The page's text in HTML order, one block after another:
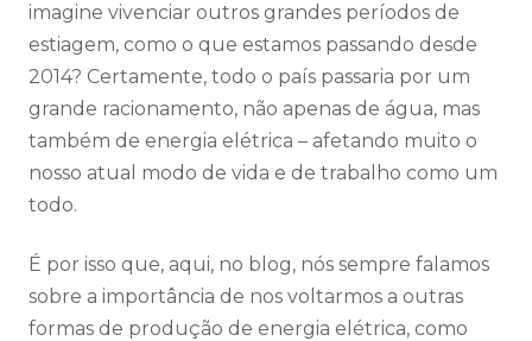
imagine vivenciar outros grandes períodos de
estiagem, como o que estamos passando desde
2014? Certamente, todo o país passaria por um
grande racionamento, não apenas de água, mas
também de energia elétrica – afetando muito o
nosso atual modo de vida e de trabalho como um
todo.
É por isso que, aqui, no blog, nós sempre falamos
sobre a importância de nos voltarmos a outras
formas de produção de energia elétrica, como